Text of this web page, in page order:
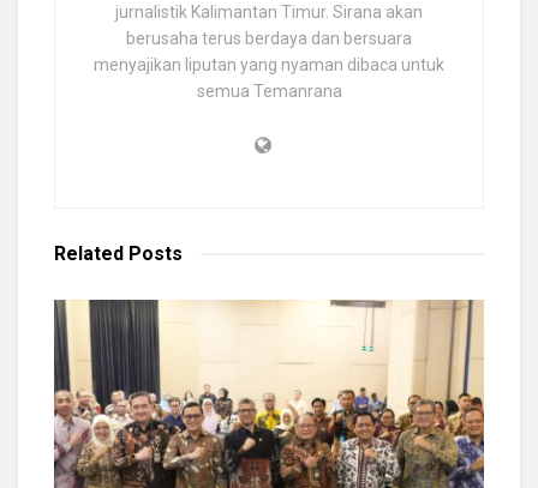
jurnalistik Kalimantan Timur. Sirana akan
berusaha terus berdaya dan bersuara
menyajikan liputan yang nyaman dibaca untuk
semua Temanrana
Related Posts